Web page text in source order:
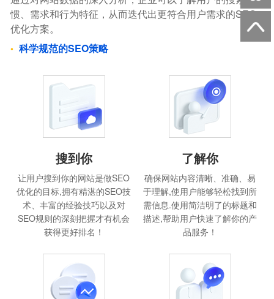
惯、需求和行为特征，从而迭代出更符合用户需求的SEO
优化方案。
科学规范的SEO策略
搜到你
让用户搜到你的网站是做SEO
优化的目标,拥有精湛的SEO技
术、丰富的经验技巧以及对
SEO规则的深刻把握才有机会
获得更好排名！
了解你
确保网站内容清晰、准确、易
于理解,使用户能够轻松找到所
需信息.使用简洁明了的标题和
描述,帮助用户快速了解你的产
品服务！